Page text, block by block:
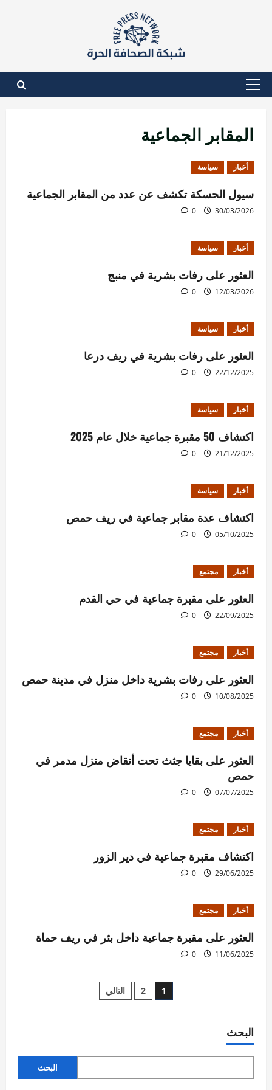
القائمة
المقابر الجماعية
أخبار سياسة
سيول الحسكة تكشف عن عدد من المقابر الجماعية
30/03/2026
0
أخبار سياسة
العثور على رفات بشرية في منبج
12/03/2026
0
أخبار سياسة
العثور على رفات بشرية في ريف درعا
22/12/2025
0
أخبار سياسة
اكتشاف 50 مقبرة جماعية خلال عام 2025
21/12/2025
0
أخبار سياسة
اكتشاف عدة مقابر جماعية في ريف حمص
05/10/2025
0
أخبار مجتمع
العثور على مقبرة جماعية في حي القدم
22/09/2025
0
أخبار مجتمع
العثور على رفات بشرية داخل منزل في مدينة حمص
10/08/2025
0
أخبار مجتمع
العثور على بقايا جثث تحت أنقاض منزل مدمر في
حمص
07/07/2025
0
أخبار مجتمع
اكتشاف مقبرة جماعية في دير الزور
29/06/2025
0
أخبار مجتمع
العثور على مقبرة جماعية داخل بئر في ريف حماة
11/06/2025
0
Posts
1
2 التالي
البحث
البحث